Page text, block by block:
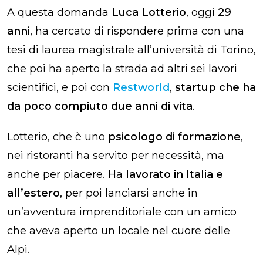
A questa domanda Luca Lotterio, oggi 29
anni, ha cercato di rispondere prima con una
tesi di laurea magistrale all’università di Torino,
che poi ha aperto la strada ad altri sei lavori
scientifici, e poi con Restworld, startup che ha
da poco compiuto due anni di vita.
Lotterio, che è uno psicologo di formazione,
nei ristoranti ha servito per necessità, ma
anche per piacere. Ha lavorato in Italia e
all’estero, per poi lanciarsi anche in
un’avventura imprenditoriale con un amico
che aveva aperto un locale nel cuore delle
Alpi.